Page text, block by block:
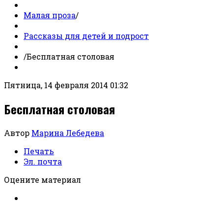
Малая проза/
Рассказы для детей и подрост
/Бесплатная столовая
Пятница, 14 февраля 2014 01:32
Бесплатная столовая
Автор Марина Лебедева
Печать
Эл. почта
Оцените материал